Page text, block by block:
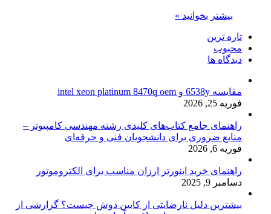
بیشتر بخوانید »
تازه ترین
محبوب
دیدگاه ها
مقایسه 6538y و intel xeon platinum 8470q oem
فوریه 25, 2026
راهنمای جامع کتاب‌های کلیدی رشته مهندسی کامپیوتر –
منابع ضروری برای دانشجویان فنی و حرفه‌ای
فوریه 6, 2026
راهنمای خرید اینورتر ارزان مناسب برای الکتروموتور
دسامبر 9, 2025
بیشترین دلیل نارضایتی از کابین دوش چیست؟ گزارشی از